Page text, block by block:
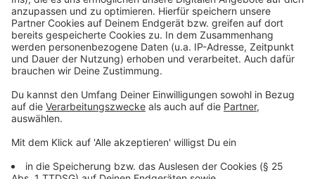
Weitere Meldungen für unserer Stadt
Anzeige
Sommerhitze: DLRG Leverkusen warnt vor
Badeunfällen